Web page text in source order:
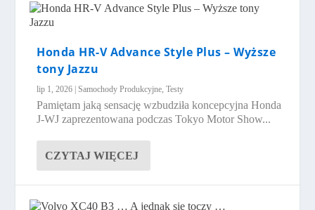
Honda HR-V Advance Style Plus – Wyższe
tony Jazzu
lip 1, 2026 |Samochody Produkcyjne,Testy
Pamiętam jaką sensację wzbudziła koncepcyjna Honda
J-WJ zaprezentowana podczas Tokyo Motor Show...
CZYTAJ WIĘCEJ